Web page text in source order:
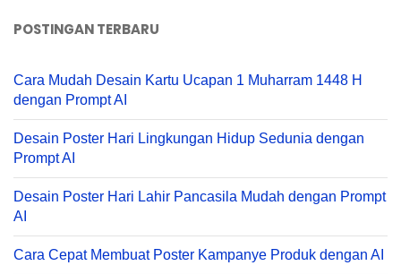
POSTINGAN TERBARU
Cara Mudah Desain Kartu Ucapan 1 Muharram 1448 H
dengan Prompt AI
Desain Poster Hari Lingkungan Hidup Sedunia dengan
Prompt AI
Desain Poster Hari Lahir Pancasila Mudah dengan Prompt
AI
Cara Cepat Membuat Poster Kampanye Produk dengan AI